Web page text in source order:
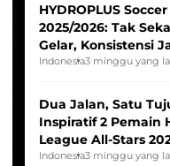
HYDROPLUS
2025/2026: Tak
Gelar, Konsistensi
Indonesia3 minggu yang
Dua Jalan, Satu
Inspiratif 2 Pemain
League All-Stars
Seleksi Timnas
Indonesia3 minggu yang